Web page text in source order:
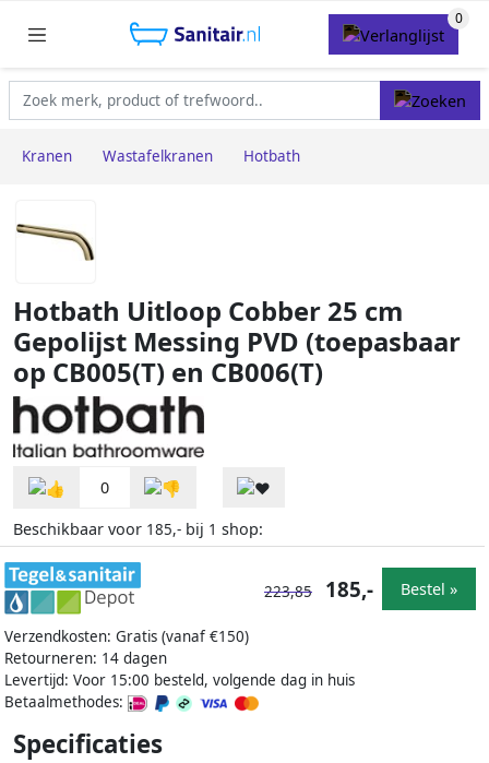
Kranen Wastafelkranen Hotbath
Hotbath Uitloop Cobber 25 cm
Gepolijst Messing PVD (toepasbaar
op CB005(T) en CB006(T)
0
Beschikbaar voor 185,- bij 1 shop:
Verzendkosten: Gratis (vanaf €150)
Retourneren: 14 dagen
Levertijd: Voor 15:00 besteld, volgende dag in huis
Betaalmethodes:
223,85 185,- Bestel »
Specificaties